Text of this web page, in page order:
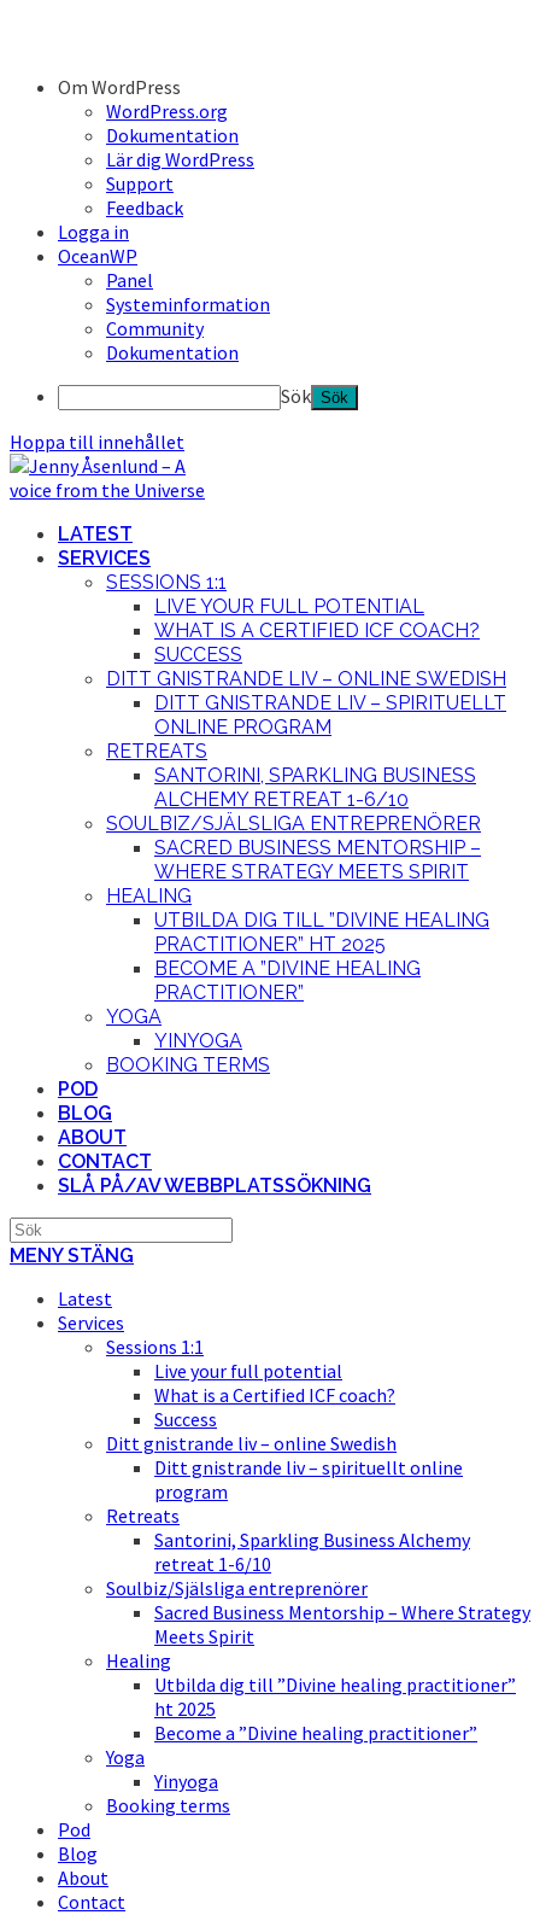
Om WordPress
WordPress.org
Dokumentation
Lär dig WordPress
Support
Feedback
Logga in
OceanWP
Panel
Systeminformation
Community
Dokumentation
Sök
Hoppa till innehållet
LATEST
SERVICES
SESSIONS 1:1
LIVE YOUR FULL POTENTIAL
WHAT IS A CERTIFIED ICF COACH?
SUCCESS
DITT GNISTRANDE LIV – ONLINE SWEDISH
DITT GNISTRANDE LIV – SPIRITUELLT
ONLINE PROGRAM
RETREATS
SANTORINI, SPARKLING BUSINESS
ALCHEMY RETREAT 1-6/10
SOULBIZ/SJÄLSLIGA ENTREPRENÖRER
SACRED BUSINESS MENTORSHIP –
WHERE STRATEGY MEETS SPIRIT
HEALING
UTBILDA DIG TILL ”DIVINE HEALING
PRACTITIONER” HT 2025
BECOME A ”DIVINE HEALING
PRACTITIONER”
YOGA
YINYOGA
BOOKING TERMS
POD
BLOG
ABOUT
CONTACT
SLÅ PÅ/AV WEBBPLATSSÖKNING
MENY STÄNG
Latest
Services
Sessions 1:1
Live your full potential
What is a Certified ICF coach?
Success
Ditt gnistrande liv – online Swedish
Ditt gnistrande liv – spirituellt online
program
Retreats
Santorini, Sparkling Business Alchemy
retreat 1-6/10
Soulbiz/Själsliga entreprenörer
Sacred Business Mentorship – Where Strategy
Meets Spirit
Healing
Utbilda dig till ”Divine healing practitioner”
ht 2025
Become a ”Divine healing practitioner”
Yoga
Yinyoga
Booking terms
Pod
Blog
About
Contact